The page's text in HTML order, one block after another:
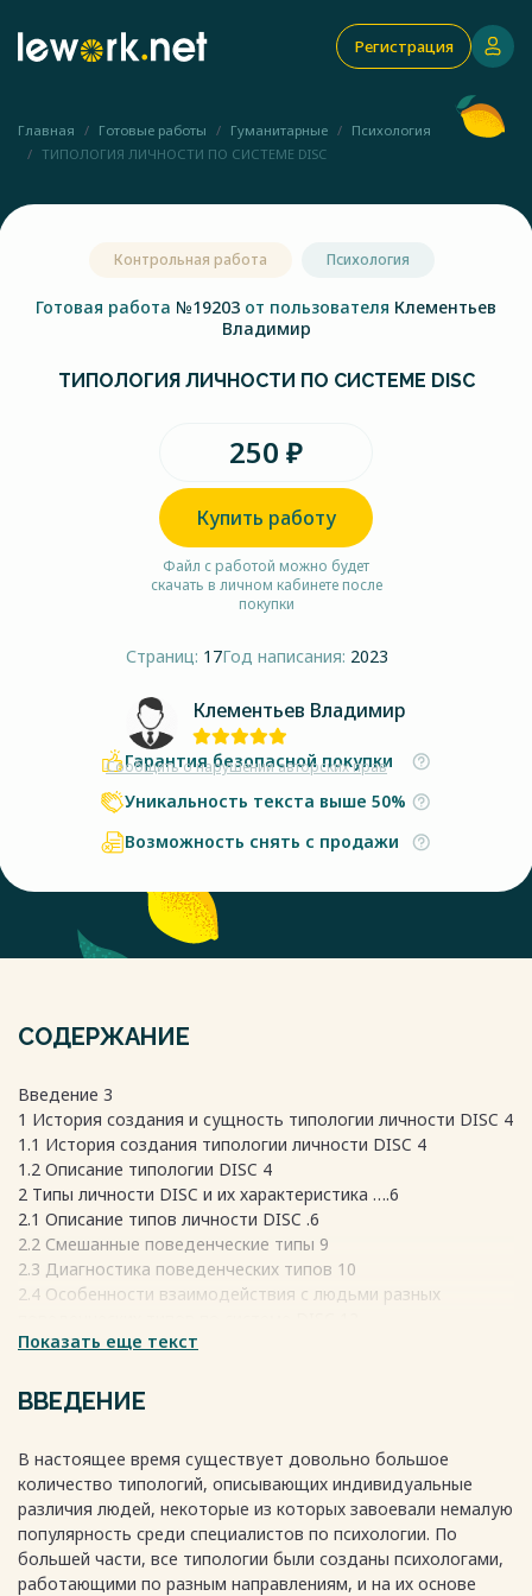
Регистрация
Главная Готовые работы Гуманитарные
Психология
ТИПОЛОГИЯ ЛИЧНОСТИ ПО СИСТЕМЕ DISC
Контрольная работа Психология
Готовая работа №19203 от пользователя Клементьев
Владимир
ТИПОЛОГИЯ ЛИЧНОСТИ ПО СИСТЕМЕ DISC
250 ₽
Купить работу
Файл с работой можно будет
скачать в личном кабинете после
покупки
Страниц: 17Год написания: 2023
Клементьев Владимир
Сообщить о нарушении авторских прав
Гарантия безопасной покупки
Уникальность текста выше 50%
Возможность снять с продажи
СОДЕРЖАНИЕ
Введение 3
1 История создания и сущность типологии личности DISC 4
1.1 История создания типологии личности DISC 4
1.2 Описание типологии DISC 4
2 Типы личности DISC и их характеристика ….6
2.1 Описание типов личности DISC .6
2.2 Смешанные поведенческие типы 9
2.3 Диагностика поведенческих типов 10
2.4 Особенности взаимодействия с людьми разных
Заключение 15
Приложение А. Схема типологии DISC 17
Весь текст будет доступенпосле покупки
Показать еще текст
ВВЕДЕНИЕ
В настоящее время существует довольно большое
количество типологий, описывающих индивидуальные
различия людей, некоторые из которых завоевали немалую
популярность среди специалистов по психологии. По
большей части, все типологии были созданы психологами,
работающими по разным направлениям, и на их основе